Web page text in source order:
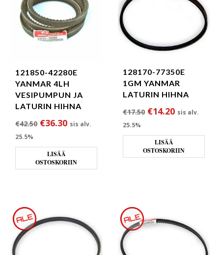
121850-42280E
YANMAR 4LH
VESIPUMPUN JA
LATURIN HIHNA
€42.50 Alkuperäinen hinta oli: €42.50.
€36.30Nykyinen hinta on: €36.30.
sis alv.
25.5%
LISÄÄ
OSTOSKORIIN
128170-77350E
1GM YANMAR
LATURIN HIHNA
€17.50 Alkuperäinen
€14.20Nykyinen
sis alv.
25.5%
LISÄÄ
OSTOSKORIIN